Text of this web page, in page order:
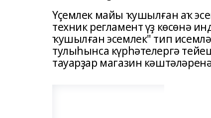
Үҫемлек майы ҡушылған аҡ
техник регламент үҙ көсөнә
ҡушылған эсемлек" тип
тулыһынса күрһәтелергә
тауарҙар магазин